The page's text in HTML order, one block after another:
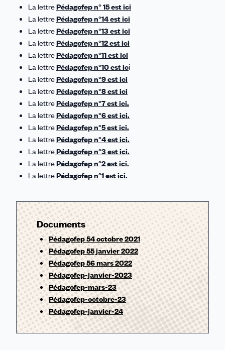
La lettrePédagofep n° 15 est ici
La lettrePédagofep n°14 est ici
La lettrePédagofep n°13 est ici
La lettrePédagofep n°12 est ici
La lettrePédagofep n°11 est ici
La lettrePédagofep n°10 est ici
La lettrePédagofep n°9 est ici
La lettrePédagofep n°8 est ici
La lettrePédagofep n°7 est ici.
La lettrePédagofep n°6 est ici.
La lettrePédagofep n°5 est ici.
La lettrePédagofep n°4 est ici.
La lettrePédagofep n°3 est ici.
La lettrePédagofep n°2 est ici.
La lettrePédagofep n°1 est ici.
Documents
Pédagofep 54 octobre 2021
Pédagofep 55 janvier 2022
Pédagofep 56 mars 2022
Pédagofep-janvier-2023
Pédagofep-mars-23
Pédagofep-octobre-23
Pédagofep-janvier-24